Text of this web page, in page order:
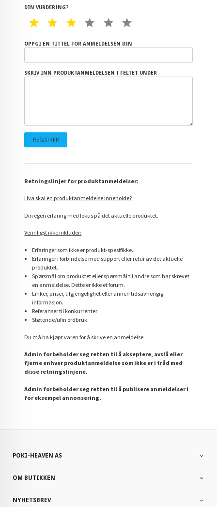
DIN VURDERING?
1 STAR2 STAR3 STAR4 STAR5 STAR
OPPGI EN TITTEL FOR ANMELDELSEN DIN
SKRIV INN PRODUKTANMELDELSEN I FELTET UNDER
Retningslinjer for produktanmeldelser:
Hva skal en produktanmeldelse inneholde?
Din egen erfaring med fokus på det aktuelle produktet.
Vennligst ikke inkluder:
Erfaringer som ikke er produkt-spesifikke.
Erfaringer i forbindelse med support eller retur av det aktuelle
produktet.
Spørsmål om produktet eller spørsmål til andre som har skrevet
en anmeldelse. Dette er ikke et forum.
Linker, priser, tilgjengelighet eller annen tidsavhengig
informasjon.
Referanser til konkurrenter
Støtende/ufin ordbruk.
Du må ha kjøpt varen for å skrive en anmeldelse.
Admin forbeholder seg retten til å akseptere, avslå eller
fjerne enhver produktanmeldelse som ikke er i tråd med
disse retningslinjene.
Admin forbeholder seg retten til å publisere anmeldelser i
for eksempel annonsering.
POKI-HEAVEN AS
OM BUTIKKEN
NYHETSBREV